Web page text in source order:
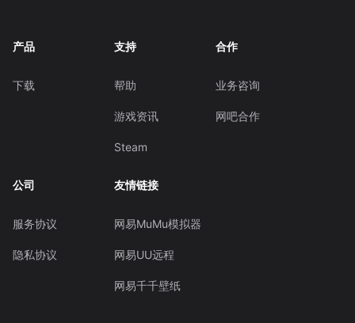
产品
下载
支持
帮助
游戏资讯
Steam
合作
业务咨询
网吧合作
公司
服务协议
隐私协议
友情链接
网易MuMu模拟器
网易UU远程
网易千千壁纸